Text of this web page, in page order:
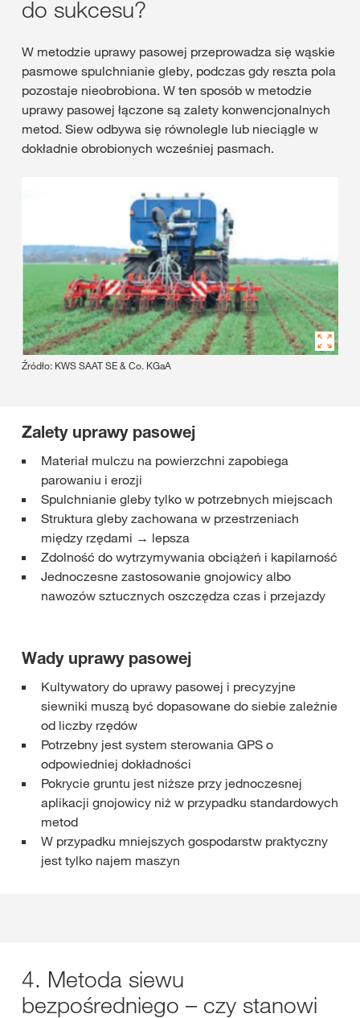
do sukcesu?
W metodzie uprawy pasowej przeprowadza się wąskie
pasmowe spulchnianie gleby, podczas gdy reszta pola
pozostaje nieobrobiona. W ten sposób w metodzie
uprawy pasowej łączone są zalety konwencjonalnych
metod. Siew odbywa się równolegle lub nieciągle w
dokładnie obrobionych wcześniej pasmach.
Źródło: KWS SAAT SE & Co. KGaA
Zalety uprawy pasowej
Materiał mulczu na powierzchni zapobiega
parowaniu i erozji
Spulchnianie gleby tylko w potrzebnych miejscach
Struktura gleby zachowana w przestrzeniach
między rzędami → lepsza
Zdolność do wytrzymywania obciążeń i kapilarność
Jednoczesne zastosowanie gnojowicy albo
nawozów sztucznych oszczędza czas i przejazdy
Wady uprawy pasowej
Kultywatory do uprawy pasowej i precyzyjne
siewniki muszą być dopasowane do siebie zależnie
od liczby rzędów
Potrzebny jest system sterowania GPS o
odpowiedniej dokładności
Pokrycie gruntu jest niższe przy jednoczesnej
aplikacji gnojowicy niż w przypadku standardowych
metod
W przypadku mniejszych gospodarstw praktyczny
jest tylko najem maszyn
4. Metoda siewu
bezpośredniego – czy stanowi